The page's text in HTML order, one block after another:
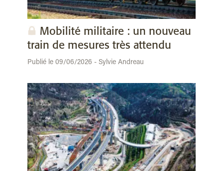
Mobilité militaire : un nouveau
train de mesures très attendu
Publié le 09/06/2026 - Sylvie Andreau